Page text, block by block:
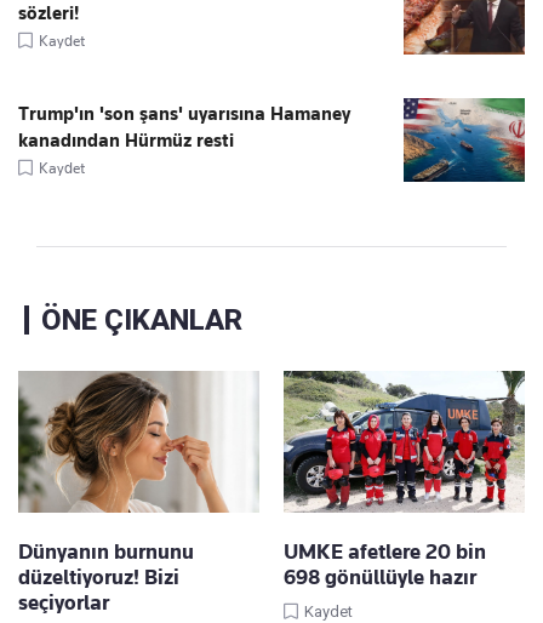
sözleri!
Kaydet
Trump'ın 'son şans' uyarısına Hamaney
kanadından Hürmüz resti
Kaydet
ÖNE ÇIKANLAR
Dünyanın burnunu
düzeltiyoruz! Bizi
seçiyorlar
UMKE afetlere 20 bin
698 gönüllüyle hazır
Kaydet